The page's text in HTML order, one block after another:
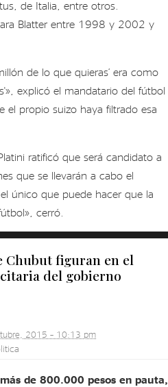
de Italia, entre otros.
Blatter entre 1998 y 2002 y
de lo que quieras’ era como
explicó el mandatario del fútbol
el propio suizo haya filtrado esa
ratificó que será candidato a
que se llevarán a cabo el
único que puede hacer que la
cerró.
Chubut figuran en el
del gobierno
2015 – 10:13 pm
de 800.000 pesos en pauta,